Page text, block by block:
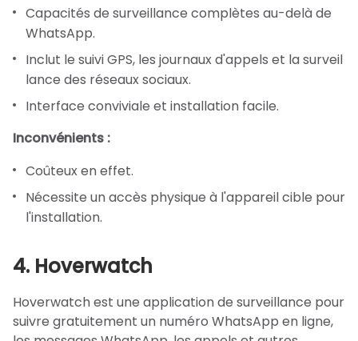
Capacités de surveillance complètes au-delà de
WhatsApp.
Inclut le suivi GPS, les journaux d'appels et la surveil
lance des réseaux sociaux.
Interface conviviale et installation facile.
Inconvénients :
Coûteux en effet.
Nécessite un accès physique à l'appareil cible pour
l'installation.
4. Hoverwatch
Hoverwatch est une application de surveillance pour
suivre gratuitement un numéro WhatsApp en ligne,